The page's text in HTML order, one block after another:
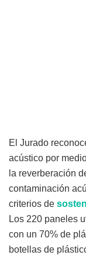
El Jurado
acústico por
la reverberación
contaminación
criterios de
Los 220 paneles
con un 70% de
botellas de